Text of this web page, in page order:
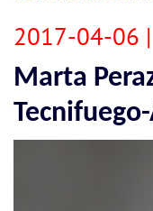
2017-04-06 |
Marta